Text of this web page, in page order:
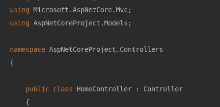
using
using AspNetCoreProject.Models;
namespace AspNetCoreProject.Controllers
{
public class HomeController : Controller
    {